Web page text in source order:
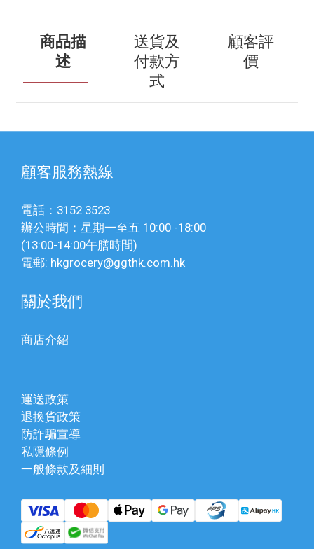
商品描
述
送貨及
付款方
式
顧客評
價
顧客服務熱線
電話：3152 3523
辦公時間：星期一至五 10:00 -18:00
(13:00-14:00午膳時間)
電郵: hkgrocery@ggthk.com.hk
關於我們
商店介紹
運送政策
退換貨政策
防詐騙宣導
私隱條例
一般條款及細則